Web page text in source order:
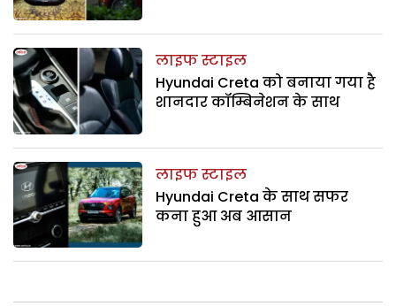
लाइफ स्टाइल
Hyundai Creta को बनाया गया है
शानदार कॉम्बिनेशन के साथ
लाइफ स्टाइल
Hyundai Creta के साथ सफर
कना हुआ अब आसान